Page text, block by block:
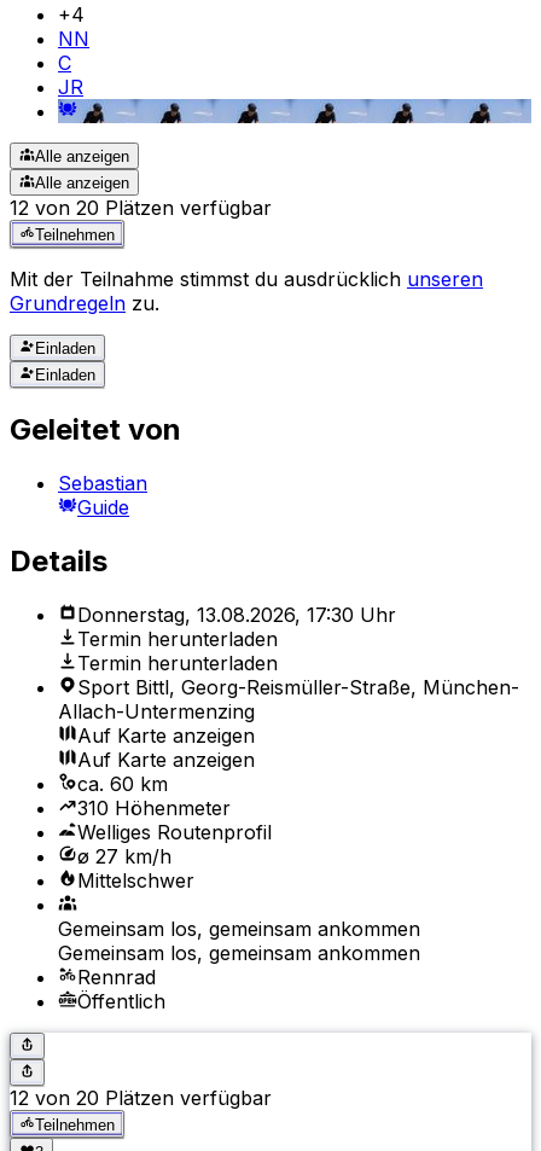
+4
NN
C
JR
Alle anzeigen
Alle anzeigen
12 von 20 Plätzen verfügbar
Teilnehmen
Mit der Teilnahme stimmst du ausdrücklich unseren
Grundregeln zu.
Einladen
Einladen
Geleitet von
Sebastian
Guide
Details
Donnerstag, 13.08.2026, 17:30 Uhr
Termin herunterladen
Termin herunterladen
Sport Bittl, Georg-Reismüller-Straße, München-
Allach-Untermenzing
Auf Karte anzeigen
Auf Karte anzeigen
ca. 60 km
310 Höhenmeter
Welliges Routenprofil
ø 27 km/h
Mittelschwer
Gemeinsam los, gemeinsam ankommen
Gemeinsam los, gemeinsam ankommen
Rennrad
Öffentlich
12 von 20 Plätzen verfügbar
Teilnehmen